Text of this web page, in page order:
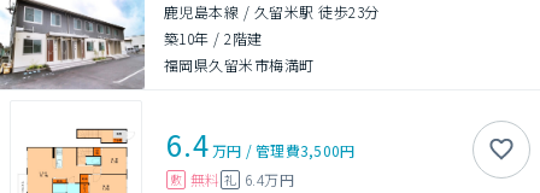
鹿児島本線 / 久留米駅 徒歩23分
築10年 /2階建
福岡県久留米市梅満町
6.4万円 /管理費3,500円
敷 無料 礼 6.4万円